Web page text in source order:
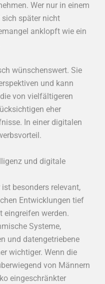
Wer nur in einem
später nicht
anklopft wie ein
wünschenswert. Sie
und kann
von vielfältigeren
eher
In einer digitalen
und digitale
ist besonders relevant,
Entwicklungen tief
eingreifen werden.
Systeme,
und datengetriebene
wichtiger. Wenn die
von Männern
eingeschränkter